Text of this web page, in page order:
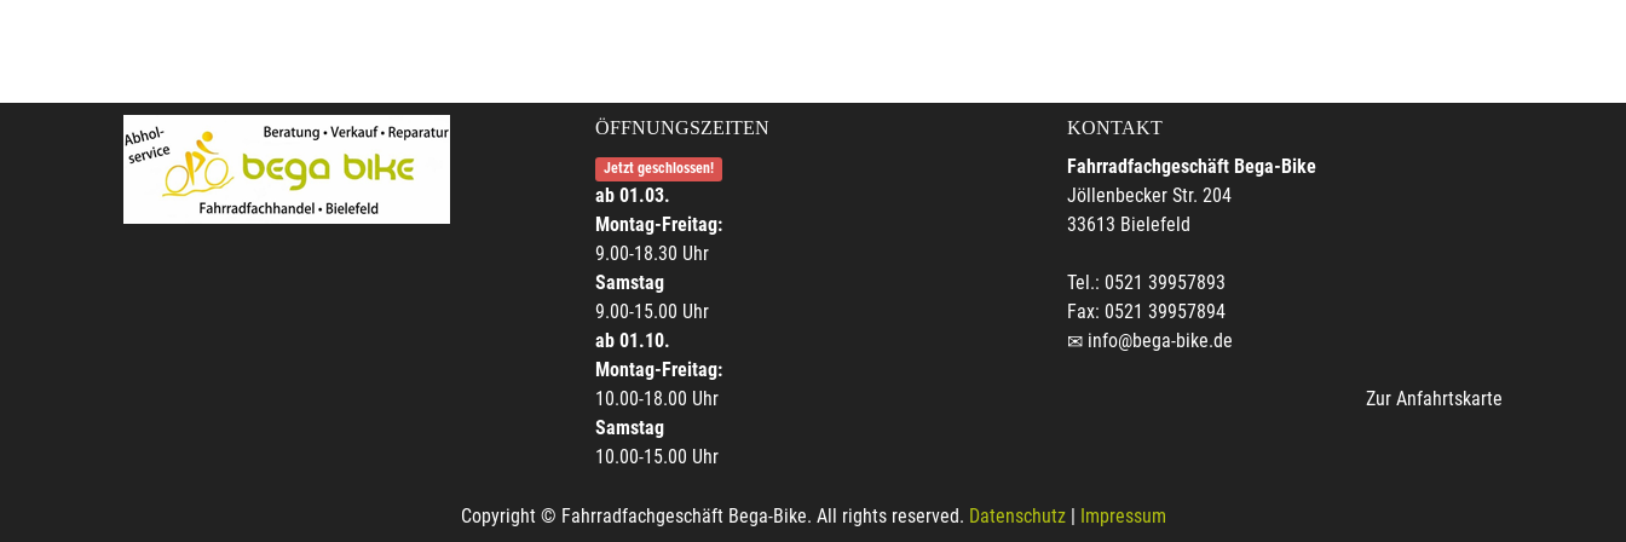
ÖFFNUNGSZEITEN
Jetzt geschlossen!
ab 01.03.
Montag-Freitag:
9.00-18.30 Uhr
Samstag
9.00-15.00 Uhr
ab 01.10.
Montag-Freitag:
10.00-18.00 Uhr
Samstag
10.00-15.00 Uhr
KONTAKT
Fahrradfachgeschäft Bega-Bike
Jöllenbecker Str. 204
33613 Bielefeld
Tel.: 0521 39957893
Fax: 0521 39957894
info@bega-bike.de
Zur Anfahrtskarte
Copyright © Fahrradfachgeschäft Bega-Bike. All rights reserved. Datenschutz| Impressum